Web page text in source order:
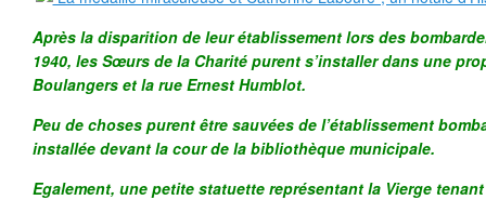
Après la disparition de leur établissement lors des
1940, les Sœurs de la Charité purent s’installer dans une
Boulangers et la rue Ernest Humblot.
Peu de choses purent être sauvées de l’établissement
installée devant la cour de la bibliothèque municipale.
Egalement, une petite statuette représentant la Vierge